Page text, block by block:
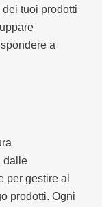
dei tuoi prodotti
a
dalle
per gestire al
prodotti. Ogni